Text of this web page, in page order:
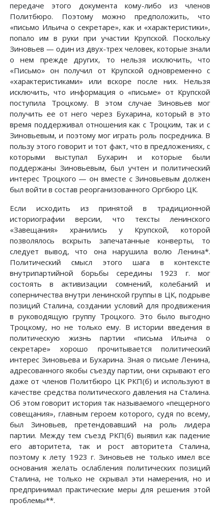
передаче этого документа кому-либо из членов
Политбюро. Поэтому можно предположить, что
«письмо Ильича о секретаре», как и «характеристики»,
попало им в руки при участии Крупской. Поскольку
Зиновьев — один из двух-трех человек, которые знали
о нем прежде других, то нельзя исключить, что
«Письмо» он получил от Крупской одновременно с
«характеристиками» или вскоре после них. Нельзя
исключить, что информация о «письме» от Крупской
поступила Троцкому. В этом случае Зиновьев мог
получить ее от него через Бухарина, который в это
время поддерживал отношения как с Троцким, так и с
Зиновьевым, и поэтому мог играть роль посредника. В
пользу этого говорит и тот факт, что в предложениях, с
которыми выступал Бухарин и которые были
поддержаны Зиновьевым, был учтен и политический
интерес Троцкого — он вместе с Зиновьевым должен
был войти в состав реорганизованного Оргбюро ЦК.
Если исходить из принятой в традиционной
историографии версии, что тексты ленинского
«Завещания» хранились у Крупской, которой
позволялось вскрыть запечатанные конверты, то
следует вывод, что она нарушила волю Ленина*.
Политический смысл этого шага в контексте
внутрипартийной борьбы середины 1923 г. мог
состоять в активизации сомнений, колебаний и
соперничества внутри ленинской группы в ЦК, подрыве
позиций Сталина, создании условий для продвижения
в руководящую группу Троцкого. Это было выгодно
Троцкому, но не только ему. В истории введения в
политическую жизнь партии «письма Ильича о
секретаре» хорошо прочитывается политический
интерес Зиновьева и Бухарина. Зная о письме Ленина,
адресованного якобы съезду партии, они скрывают его
даже от членов Политбюро ЦК РКП(б) и используют в
качестве средства политического давления на Сталина.
Об этом говорит история так называемого «пещерного
совещания», главным героем которого, судя по всему,
был Зиновьев, претендовавший на роль лидера
партии. Между тем съезд РКП(б) выявил как падение
его авторитета, так и рост авторитета Сталина,
поэтому к лету 1923 г. Зиновьев не только имел все
основания желать ослабления политических позиций
Сталина, не только не скрывал эти намерения, но и
предпринимал практические меры для решения этой
проблемы**.